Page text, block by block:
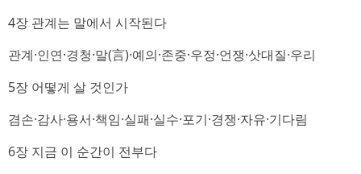
4장 관계는 말에서 시작된다
관계·인연·경청·말(言)·예의·존중·우정·언쟁·삿대질·우리
5장 어떻게 살 것인가
겸손·감사·용서·책임·실패·실수·포기·경쟁·자유·기다림
6장 지금 이 순간이 전부다